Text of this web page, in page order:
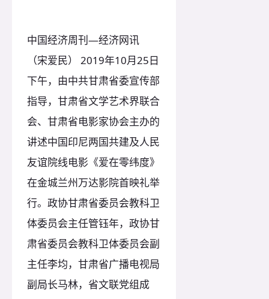
中国经济周刊—经济网讯
（宋爱民） 2019年10月25日
下午，由中共甘肃省委宣传部
指导，甘肃省文学艺术界联合
会、甘肃省电影家协会主办的
讲述中国印尼两国共建及人民
友谊院线电影《爱在零纬度》
在金城兰州万达影院首映礼举
行。政协甘肃省委员会教科卫
体委员会主任管钰年，政协甘
肃省委员会教科卫体委员会副
主任李均，甘肃省广播电视局
副局长马林，省文联党组成